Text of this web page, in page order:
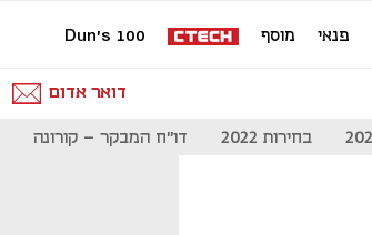
פנאי מוסף Dun's 100
דואר אדום
בחירות 2022 דו"ח המבקר - קורונה